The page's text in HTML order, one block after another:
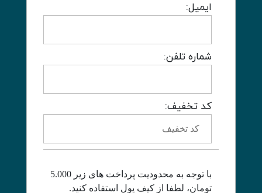
ایمیل:
شماره تلفن:
کد تخفیف:
با توجه به محدودیت پرداخت های زیر 5.000
تومان، لطفا از کیف پول استفاده کنید.